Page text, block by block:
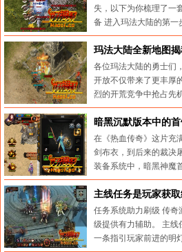
失，以下为你梳理了一
备 进入玛法大陆的第一
来源：传奇搜服网 时间
玛法大陆全新地图
各位玛法大陆的勇士们
开放不仅带来了更丰厚
烈的开荒竞争中抢占先
来源：传奇搜服网 时间
暗黑沉默版本中的
在《热血传奇》这片充
剑布衣，到后来的裁决
装备系统中，暗黑神魔
来源：传奇搜服网 时间
主线任务是玩家获
任务系统助力刷级 传
级提供有力辅助。 主
一条指引玩家前进的明